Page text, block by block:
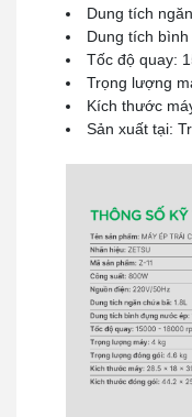
Dung tích
Dung tích
Tốc độ quay:
Trọng lượng
Kích thước
Sản xuất tại: